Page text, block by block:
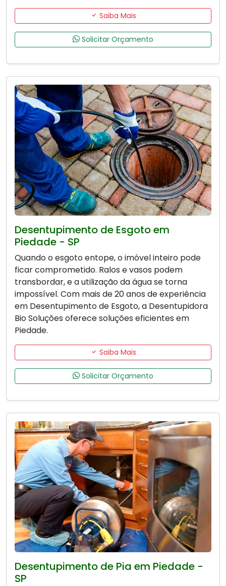
Saiba Mais
Solicitar Orçamento
Desentupimento de Esgoto em
Piedade - SP
Quando o esgoto entope, o imóvel inteiro pode
ficar comprometido. Ralos e vasos podem
transbordar, e a utilização da água se torna
impossível. Com mais de 20 anos de experiência
em Desentupimento de Esgoto, a Desentupidora
Bio Soluções oferece soluções eficientes em
Piedade.
Saiba Mais
Solicitar Orçamento
Desentupimento de Pia em Piedade -
SP